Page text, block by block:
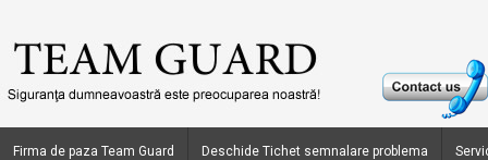
Firma de paza Team Guard Deschide Tichet semnalare problema